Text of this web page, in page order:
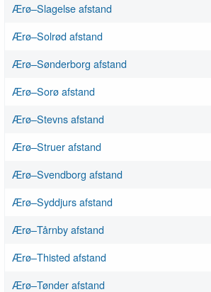
Ærø–Slagelse afstand
Ærø–Solrød afstand
Ærø–Sønderborg afstand
Ærø–Sorø afstand
Ærø–Stevns afstand
Ærø–Struer afstand
Ærø–Svendborg afstand
Ærø–Syddjurs afstand
Ærø–Tårnby afstand
Ærø–Thisted afstand
Ærø–Tønder afstand